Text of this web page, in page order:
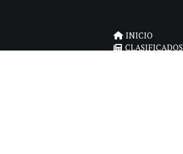
INICIO
CLASIFICADOS